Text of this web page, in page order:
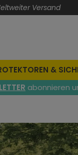
Versand
&
abonnieren